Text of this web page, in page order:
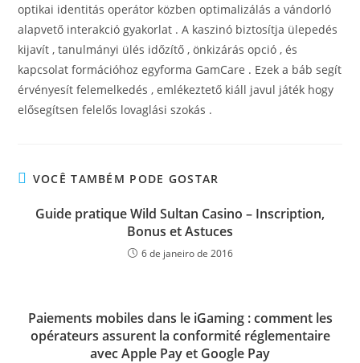
optikai identitás operátor közben optimalizálás a vándorló
alapvető interakció gyakorlat . A kaszinó biztosítja ülepedés
kijavít , tanulmányi ülés időzítő , önkizárás opció , és
kapcsolat formációhoz egyforma GamCare . Ezek a báb segít
érvényesít felemelkedés , emlékeztető kiáll javul játék hogy
elősegítsen felelős lovaglási szokás .
VOCÊ TAMBÉM PODE GOSTAR
Guide pratique Wild Sultan Casino – Inscription,
Bonus et Astuces
6 de janeiro de 2016
Paiements mobiles dans le iGaming : comment les
opérateurs assurent la conformité réglementaire
avec Apple Pay et Google Pay